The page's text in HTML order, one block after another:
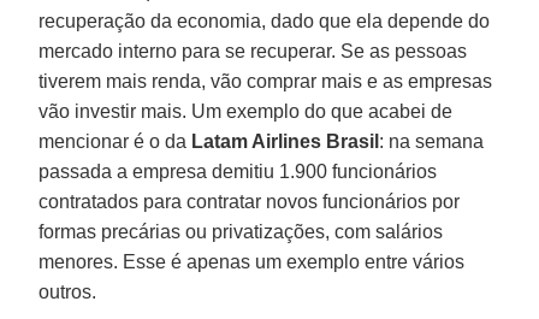
recuperação da economia, dado que ela depende do
mercado interno para se recuperar. Se as pessoas
tiverem mais renda, vão comprar mais e as empresas
vão investir mais. Um exemplo do que acabei de
mencionar é o da Latam Airlines Brasil : na semana
passada a empresa demitiu 1.900 funcionários
contratados para contratar novos funcionários por
formas precárias ou privatizações, com salários
menores. Esse é apenas um exemplo entre vários
outros.